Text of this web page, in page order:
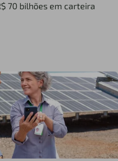
70 bilhões em carteira